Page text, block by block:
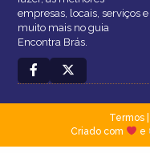
empresas, locais, serviços e
muito mais no guia
Encontra Brás.
Termos|
Criado com
e